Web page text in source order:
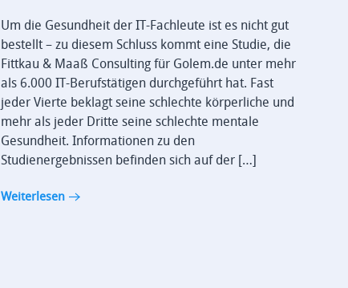
Um die Gesundheit der IT-Fachleute ist es nicht gut
bestellt – zu diesem Schluss kommt eine Studie, die
Fittkau & Maaß Consulting für Golem.de unter mehr
als 6.000 IT-Berufstätigen durchgeführt hat. Fast
jeder Vierte beklagt seine schlechte körperliche und
mehr als jeder Dritte seine schlechte mentale
Gesundheit. Informationen zu den
Studienergebnissen befinden sich auf der […]
Weiterlesen